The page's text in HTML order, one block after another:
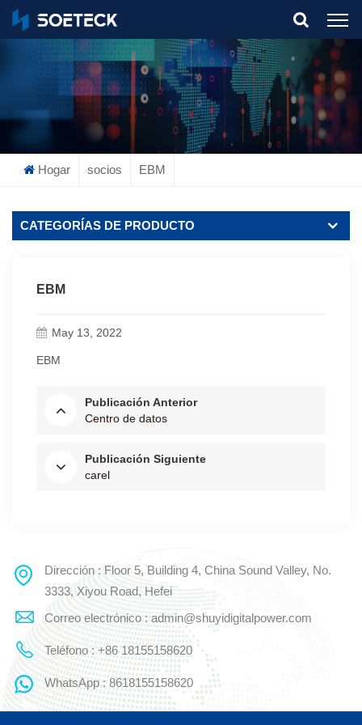
What Are You Looking For?
Hogar socios EBM
CATEGORÍAS DE PRODUCTO
EBM
May 13, 2022
EBM
Publicación Anterior
Centro de datos
Publicación Siguiente
carel
Dirección : Floor 5, Building 4, China Sound Valley, No.
3333, Xiyou Road, Hefei
Correo electrónico : admin@shuyidigitalpower.com
Teléfono : +86 18155158620
WhatsApp : 8618155158620